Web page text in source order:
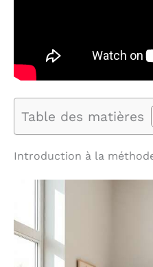
Table des matières
Introduction à la